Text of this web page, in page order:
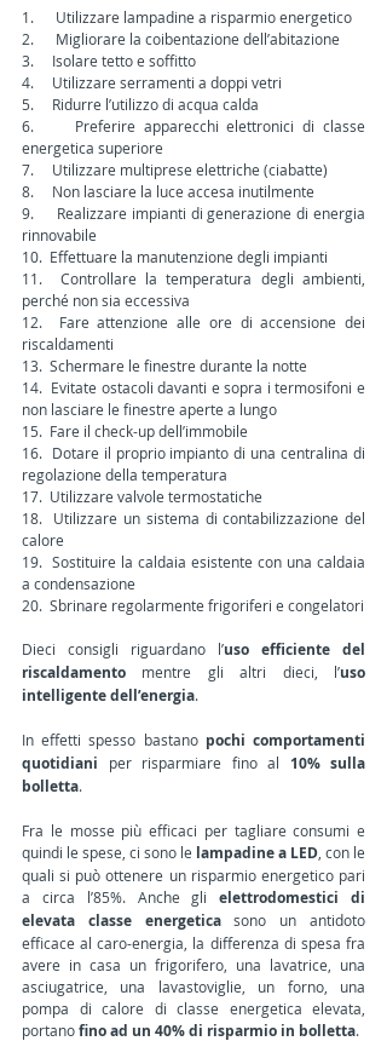
1.      Utilizzare lampadine a risparmio energetico
2.      Migliorare la coibentazione dell’abitazione
3.     Isolare tetto e soffitto
4.     Utilizzare serramenti a doppi vetri
5.     Ridurre l’utilizzo di acqua calda
6.     Preferire apparecchi elettronici di classe
energetica superiore
7.     Utilizzare multiprese elettriche (ciabatte)
8.     Non lasciare la luce accesa inutilmente
9.     Realizzare impianti di generazione di energia
rinnovabile
10.  Effettuare la manutenzione degli impianti
11.  Controllare la temperatura degli ambienti,
perché non sia eccessiva
12.  Fare attenzione alle ore di accensione dei
riscaldamenti
13.  Schermare le finestre durante la notte
14.  Evitate ostacoli davanti e sopra i termosifoni e
non lasciare le finestre aperte a lungo
15.  Fare il check-up dell’immobile
16.  Dotare il proprio impianto di una centralina di
regolazione della temperatura
17.  Utilizzare valvole termostatiche
18.  Utilizzare un sistema di contabilizzazione del
calore
19.  Sostituire la caldaia esistente con una caldaia
a condensazione
20.  Sbrinare regolarmente frigoriferi e congelatori
Dieci consigli riguardano l’uso efficiente del
riscaldamento mentre gli altri dieci, l’uso
intelligente dell’energia.
In effetti spesso bastano pochi comportamenti
quotidiani per risparmiare fino al 10% sulla
bolletta.
Fra le mosse più efficaci per tagliare consumi e
quindi le spese, ci sono le lampadine a LED, con le
quali si può ottenere un risparmio energetico pari
a circa l’85%. Anche gli elettrodomestici di
elevata classe energetica sono un antidoto
efficace al caro-energia, la differenza di spesa fra
avere in casa un frigorifero, una lavatrice, una
asciugatrice, una lavastoviglie, un forno, una
pompa di calore di classe energetica elevata,
portano fino ad un 40% di risparmio in bolletta.